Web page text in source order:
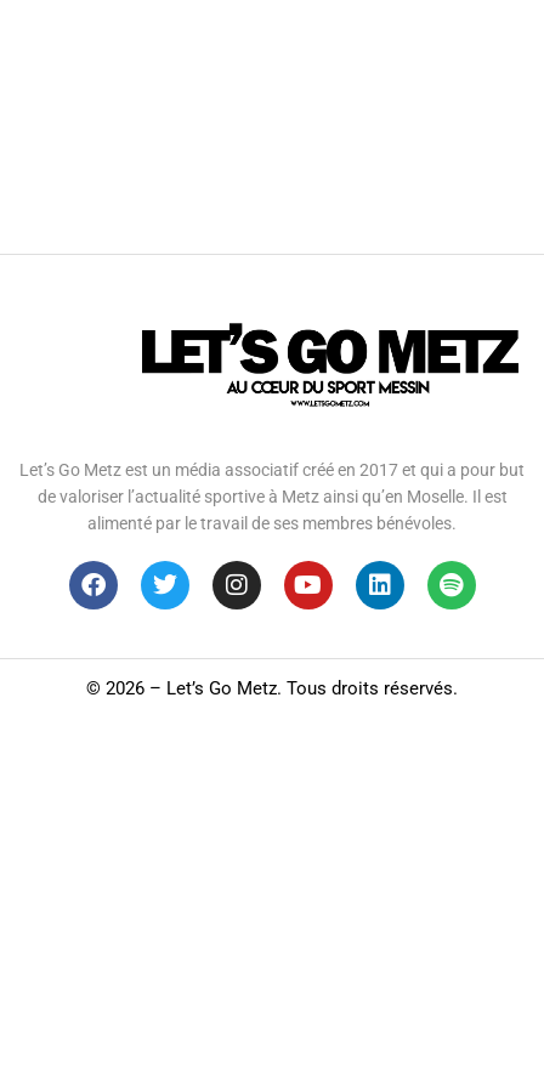
Let’s Go Metz est un média associatif créé en 2017 et qui a pour but
de valoriser l’actualité sportive à Metz ainsi qu’en Moselle. Il est
alimenté par le travail de ses membres bénévoles.
© 2026 – Let’s Go Metz. Tous droits réservés.